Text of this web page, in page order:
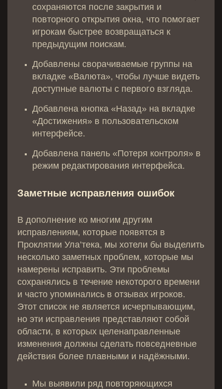
сохраняются после закрытия и
повторного открытия окна, что помогает
игрокам быстрее возвращаться к
предыдущим поискам.
Добавлены сворачиваемые группы на
вкладке «Валюта», чтобы лучше видеть
доступные валюты с первого взгляда.
Добавлена кнопка «Назад» на вкладке
«Достижения» в пользовательском
интерфейсе.
Добавлена панель «Потеря контроля» в
режим редактирования интерфейса.
Заметные исправления ошибок
В дополнение ко многим другим
исправлениям, которые появятся в
Проклятии Ула’тека, мы хотели бы выделить
несколько заметных проблем, которые мы
намерены исправить. Эти проблемы
сохранялись в течение некоторого времени
и часто упоминались в отзывах игроков.
Этот список не является исчерпывающим,
но эти исправления представляют собой
области, в которых целенаправленные
изменения должны сделать повседневные
действия более плавными и надёжными.
Мы выявили ряд повторяющихся